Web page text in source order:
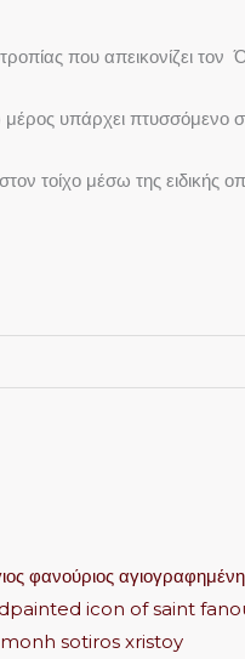
που απεικονίζει
υπάρχει πτυσσόμενο
τοίχο μέσω της ειδικής